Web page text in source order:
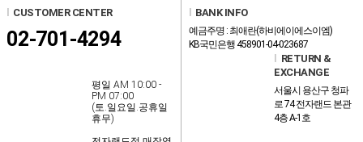
CUSTOMER CENTER
02-701-4294
평일 AM 10:00 -
PM 07:00
(토.일요일.공휴일
휴무)
BANK INFO
예금주명 : 최애란(하비에이에스이엠)
KB국민은행 458901-04-023687
RETURN &
EXCHANGE
서울시 용산구 청파
로 74 전자랜드 본관
4층 A-1호